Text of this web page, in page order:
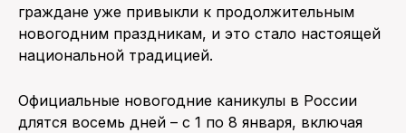
граждане уже привыкли к продолжительным
новогодним праздникам, и это стало настоящей
национальной традицией.
Официальные новогодние каникулы в России
длятся восемь дней – с 1 по 8 января, включая